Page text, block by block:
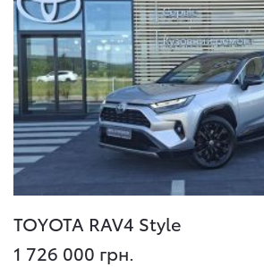
TOYOTA RAV4 Style
1 726 000 грн.